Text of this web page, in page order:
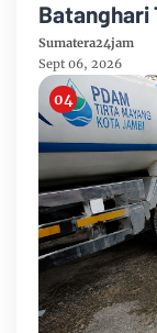
Batanghari
Hadapi
Karhutla
Sumatera24jam
Sept 06, 2026